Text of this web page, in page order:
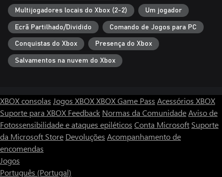
Multijogadores locais do Xbox (2-2) Um jogador
Ecrã Partilhado/Dividido Comando de Jogos para PC
Conquistas do Xbox Presença do Xbox
Salvamentos na nuvem do Xbox
XBOX consolas Jogos XBOXXBOX Game Pass Acessórios XBOX
Suporte para XBOX Feedback Normas da ComunidadeAviso de
Fotossensibilidade e ataques epiléticos Conta Microsoft Suporte
da Microsoft Store Devoluções Acompanhamento de
encomendas
Jogos
Português (Portugal)